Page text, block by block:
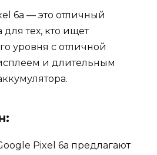
6a — это отличный
тех, кто ищет
уровня с отличной
и длительным
Pixel 6a предлагают